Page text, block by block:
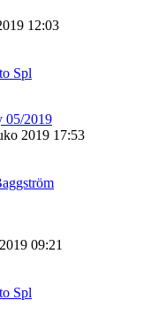
12:03
Spl
05/2019
2019 17:53
09:21
Spl